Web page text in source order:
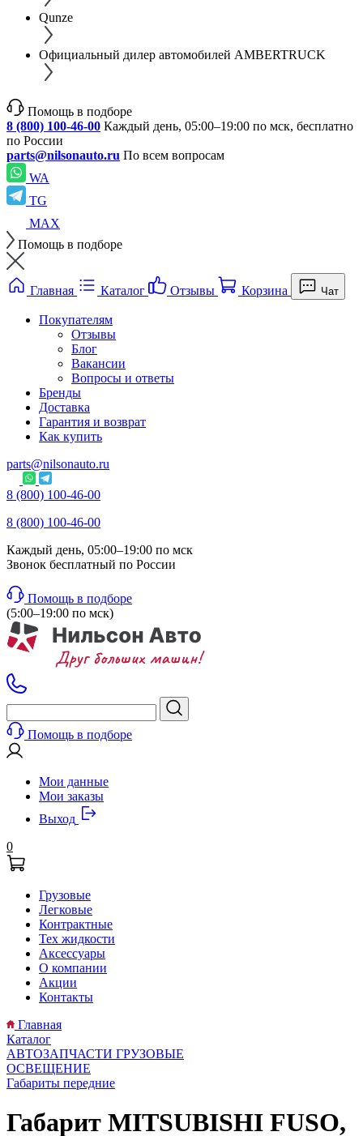
Qunze
Официальный дилер автомобилей AMBERTRUCK
Помощь в подборе
8 (800) 100-46-00 Каждый день, 05:00–19:00 по мск, бесплатно
по России
parts@nilsonauto.ru По всем вопросам
WA
TG
MAX
Помощь в подборе
Главная Каталог Отзывы Корзина Чат
Покупателям
Отзывы
Блог
Вакансии
Вопросы и ответы
Бренды
Доставка
Гарантия и возврат
Как купить
parts@nilsonauto.ru
8 (800) 100-46-00
8 (800) 100-46-00
Каждый день, 05:00–19:00 по мск
Звонок бесплатный по России
Помощь в подборе
(5:00–19:00 по мск)
Помощь в подборе
Мои данные
Мои заказы
Выход
0
Грузовые
Легковые
Контрактные
Тех жидкости
Аксессуары
О компании
Акции
Контакты
Главная
Каталог
АВТОЗАПЧАСТИ ГРУЗОВЫЕ
ОСВЕЩЕНИЕ
Габариты передние
Габарит MITSUBISHI FUSO,